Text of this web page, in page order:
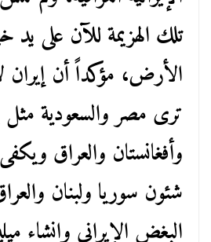
تلك الهزيمة للآن على يد
الأرض، مؤكداً أن
ترى مصر والسعودية مثل
وأفغانستان والعراق
شئون سوريا ولبنان
البغض الإيرانى وإنشاء